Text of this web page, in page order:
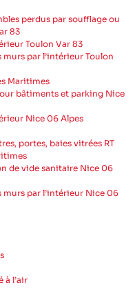
perdus par soufflage ou
83
Toulon Var 83
par l’intérieur Toulon
Maritimes
bâtiments et parking Nice
Nice 06 Alpes
portes, baies vitrées RT
de vide sanitaire Nice 06
par l’intérieur Nice 06
à l’air